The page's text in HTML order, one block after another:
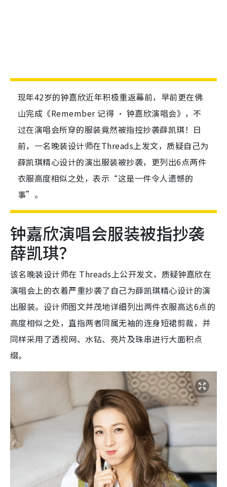
现年42岁的钟嘉欣近年积极重返幕前，早前更在佛
山完成《Remember 记得 ‧ 钟嘉欣演唱会》，不
过在演唱会所穿的服装竟然被指控抄袭薛凯琪！日
前，一名晚装设计师在Threads上发文，质疑自己为
薛凯琪精心设计的演出服装被抄袭，更列出6点两件
衣服高度相似之处，表示“这是一件令人遗憾的
事”。
钟嘉欣演唱会服装被指抄袭
薛凯琪？
该名晚装设计师在 Threads上公开发文，质疑钟嘉欣在
演唱会上的衣着严重抄袭了自己为薛凯琪精心设计的演
出服装。设计师图文并茂地详细列出两件衣服高达6点的
高度相似之处，直指两者同属无袖的连身短裙剪裁，并
同样采用了透视网、水钻、亮片及珠串进行大面积点
缀。